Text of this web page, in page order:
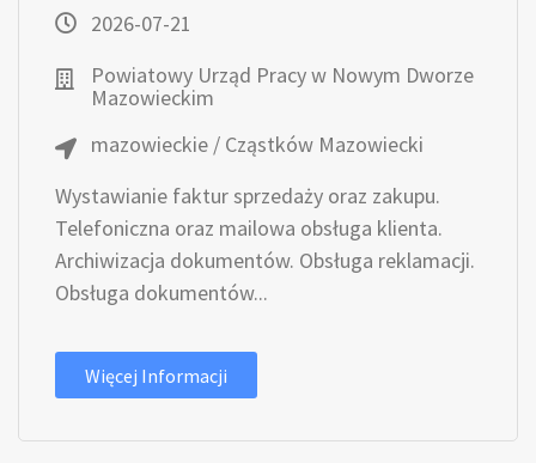
2026-07-21
Powiatowy Urząd Pracy w Nowym Dworze
Mazowieckim
mazowieckie / Cząstków Mazowiecki
Wystawianie faktur sprzedaży oraz zakupu.
Telefoniczna oraz mailowa obsługa klienta.
Archiwizacja dokumentów. Obsługa reklamacji.
Obsługa dokumentów...
Więcej Informacji